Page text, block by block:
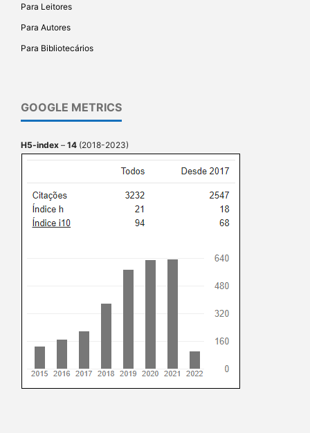
Para Leitores
Para Autores
Para Bibliotecários
GOOGLE METRICS
H5-index – 14 (2018-2023)